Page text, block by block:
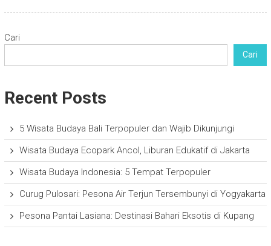
Cari
Cari
Recent Posts
5 Wisata Budaya Bali Terpopuler dan Wajib Dikunjungi
Wisata Budaya Ecopark Ancol, Liburan Edukatif di Jakarta
Wisata Budaya Indonesia: 5 Tempat Terpopuler
Curug Pulosari: Pesona Air Terjun Tersembunyi di Yogyakarta
Pesona Pantai Lasiana: Destinasi Bahari Eksotis di Kupang